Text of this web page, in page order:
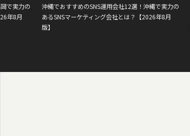
で実力の
年8月
沖縄でおすすめのSNS運用会社12選！沖縄で実力の
あるSNSマーケティング会社とは？【2026年8月
版】